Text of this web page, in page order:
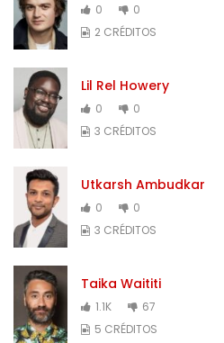
0
0
2 CRÉDITOS
Lil Rel Howery
0
0
3 CRÉDITOS
Utkarsh Ambudkar
0
0
3 CRÉDITOS
Taika Waititi
1.1K
67
5 CRÉDITOS